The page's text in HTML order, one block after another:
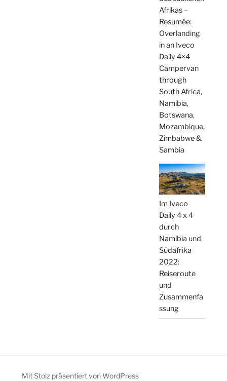
Afrikas –
Resumée:
Overlanding
in an Iveco
Daily 4×4
Campervan
through
South Africa,
Namibia,
Botswana,
Mozambique,
Zimbabwe &
Sambia
Im Iveco
Daily 4 x 4
durch
Namibia und
Südafrika
2022:
Reiseroute
und
Zusammenfa
ssung
Mit Stolz präsentiert von WordPress